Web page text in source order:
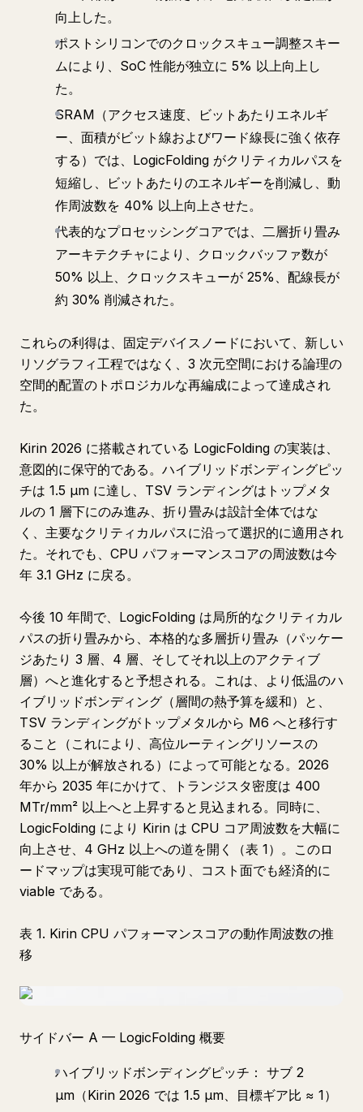
向上した。
ポストシリコンでのクロックスキュー調整スキー
ムにより、SoC 性能が独立に 5% 以上向上し
た。
SRAM（アクセス速度、ビットあたりエネルギ
ー、面積がビット線およびワード線長に強く依存
する）では、LogicFolding がクリティカルパスを
短縮し、ビットあたりのエネルギーを削減し、動
作周波数を 40% 以上向上させた。
代表的なプロセッシングコアでは、二層折り畳み
アーキテクチャにより、クロックバッファ数が
50% 以上、クロックスキューが 25%、配線長が
約 30% 削減された。
これらの利得は、固定デバイスノードにおいて、新しい
リソグラフィ工程ではなく、3 次元空間における論理の
空間的配置のトポロジカルな再編成によって達成され
た。
Kirin 2026 に搭載されている LogicFolding の実装は、
意図的に保守的である。ハイブリッドボンディングピッ
チは 1.5 μm に達し、TSV ランディングはトップメタ
ルの 1 層下にのみ進み、折り畳みは設計全体ではな
く、主要なクリティカルパスに沿って選択的に適用され
た。それでも、CPU パフォーマンスコアの周波数は今
年 3.1 GHz に戻る。
今後 10 年間で、LogicFolding は局所的なクリティカル
パスの折り畳みから、本格的な多層折り畳み（パッケー
ジあたり 3 層、4 層、そしてそれ以上のアクティブ
層）へと進化すると予想される。これは、より低温のハ
イブリッドボンディング（層間の熱予算を緩和）と、
TSV ランディングがトップメタルから M6 へと移行す
ること（これにより、高位ルーティングリソースの
30% 以上が解放される）によって可能となる。2026
年から 2035 年にかけて、トランジスタ密度は 400
MTr/mm² 以上へと上昇すると見込まれる。同時に、
LogicFolding により Kirin は CPU コア周波数を大幅に
向上させ、4 GHz 以上への道を開く（表 1）。このロ
ードマップは実現可能であり、コスト面でも経済的に
viable である。
表 1. Kirin CPU パフォーマンスコアの動作周波数の推
移
サイドバー A — LogicFolding 概要
ハイブリッドボンディングピッチ： サブ 2
μm（Kirin 2026 では 1.5 μm、目標ギア比 ≈ 1）